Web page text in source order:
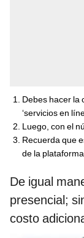
Debes hacer la
‘servicios en
Luego, con el
Recuerda que
de la
De igual
presencial;
costo